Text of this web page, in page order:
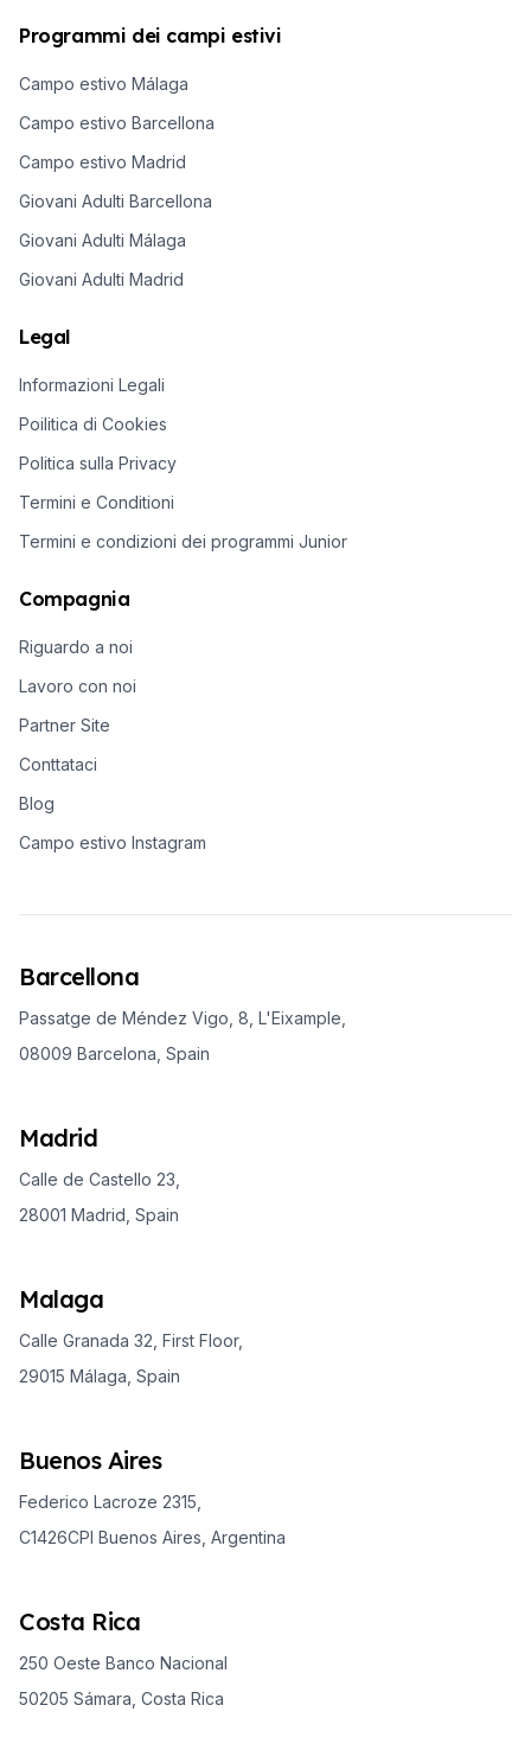
Programmi dei campi estivi
Campo estivo Málaga
Campo estivo Barcellona
Campo estivo Madrid
Giovani Adulti Barcellona
Giovani Adulti Málaga
Giovani Adulti Madrid
Legal
Informazioni Legali
Poilitica di Cookies
Politica sulla Privacy
Termini e Conditioni
Termini e condizioni dei programmi Junior
Compagnia
Riguardo a noi
Lavoro con noi
Partner Site
Conttataci
Blog
Campo estivo Instagram
Barcellona
Passatge de Méndez Vigo, 8, L'Eixample,
08009 Barcelona, Spain
Madrid
Calle de Castello 23,
28001 Madrid, Spain
Malaga
Calle Granada 32, First Floor,
29015 Málaga, Spain
Buenos Aires
Federico Lacroze 2315,
C1426CPI Buenos Aires, Argentina
Costa Rica
250 Oeste Banco Nacional
50205 Sámara, Costa Rica